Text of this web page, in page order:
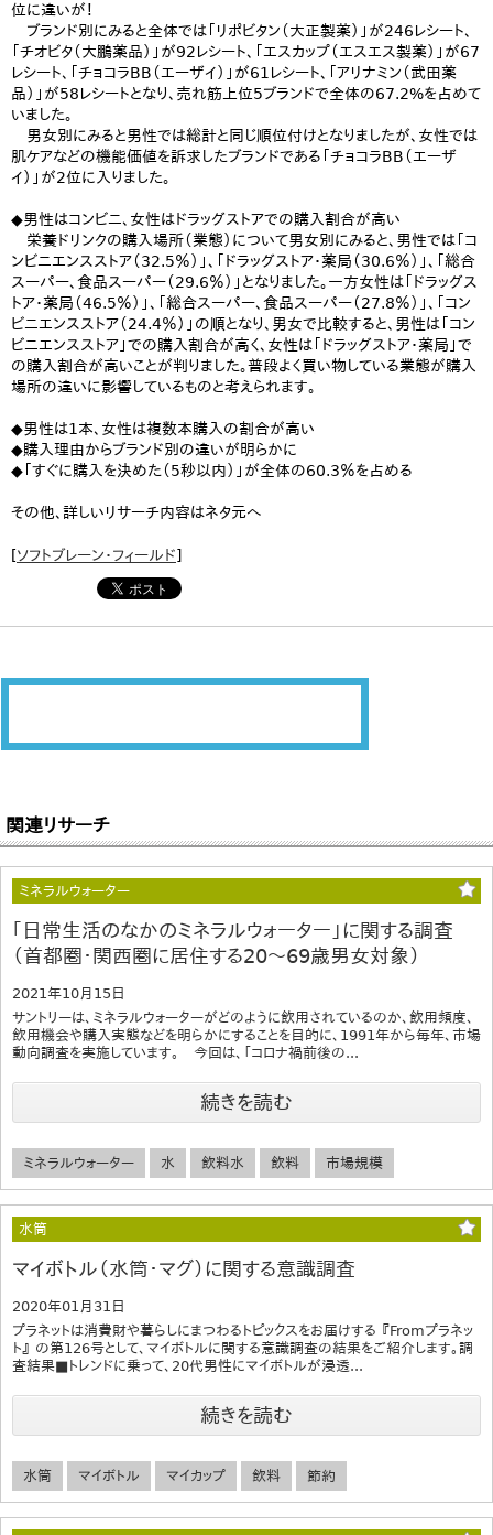
位に違いが！
ブランド別にみると全体では「リポビタン（大正製薬）」が246レシート、
「チオビタ（大鵬薬品）」が92レシート、「エスカップ（エスエス製薬）」が67
レシート、「チョコラBB（エーザイ）」が61レシート、「アリナミン（武田薬
品）」が58レシートとなり、売れ筋上位5ブランドで全体の67.2%を占めて
いました。
男女別にみると男性では総計と同じ順位付けとなりましたが、女性では
肌ケアなどの機能価値を訴求したブランドである「チョコラBB（エーザ
イ）」が2位に入りました。
◆男性はコンビニ、女性はドラッグストアでの購入割合が高い
栄養ドリンクの購入場所（業態）について男女別にみると、男性では「コ
ンビニエンスストア（32.5％）」、「ドラッグストア・薬局（30.6％）」、「総合
スーパー、食品スーパー（29.6％）」となりました。一方女性は「ドラッグス
トア・薬局（46.5％）」、「総合スーパー、食品スーパー（27.8％）」、「コン
ビニエンスストア（24.4％）」の順となり、男女で比較すると、男性は「コン
ビニエンスストア」での購入割合が高く、女性は「ドラッグストア・薬局」で
の購入割合が高いことが判りました。普段よく買い物している業態が購入
場所の違いに影響しているものと考えられます。
◆男性は1本、女性は複数本購入の割合が高い
◆購入理由からブランド別の違いが明らかに
◆「すぐに購入を決めた（5秒以内）」が全体の60.3％を占める
その他、詳しいリサーチ内容はネタ元へ
[ソフトブレーン・フィールド]
関連リサーチ
ミネラルウォーター
｢日常生活のなかのミネラルウォーター」に関する調査
（首都圏・関西圏に居住する20～69歳男女対象）
2021年10月15日
サントリーは、ミネラルウォーターがどのように飲用されているのか、飲用頻度、
飲用機会や購入実態などを明らかにすることを目的に、1991年から毎年、市場
動向調査を実施しています。 今回は、「コロナ禍前後の...
続きを読む
ミネラルウォーター 水 飲料水 飲料 市場規模
水筒
マイボトル（水筒・マグ）に関する意識調査
2020年01月31日
プラネットは消費財や暮らしにまつわるトピックスをお届けする 『Fromプラネッ
ト』 の第126号として、マイボトルに関する意識調査の結果をご紹介します。調
査結果■トレンドに乗って、20代男性にマイボトルが浸透...
続きを読む
水筒 マイボトル マイカップ 飲料 節約